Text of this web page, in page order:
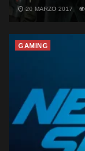
20 MARZO 2017
GAMING